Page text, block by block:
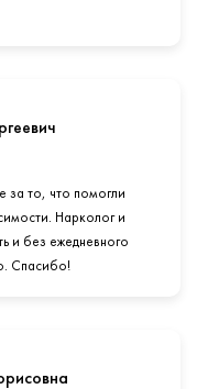
за то, что помогли
Нарколог и
и без ежедневного
Спасибо!